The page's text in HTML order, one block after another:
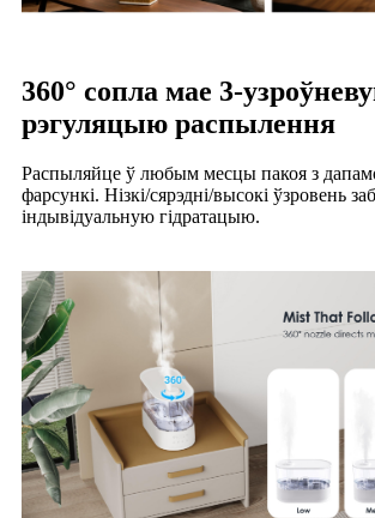
360° сопла мае 3-
рэгуляцыю распылення
Распыляйце ў любым месцы пакоя з
фарсункі. Нізкі/сярэдні/высокі ўзровень
індывідуальную гідратацыю.